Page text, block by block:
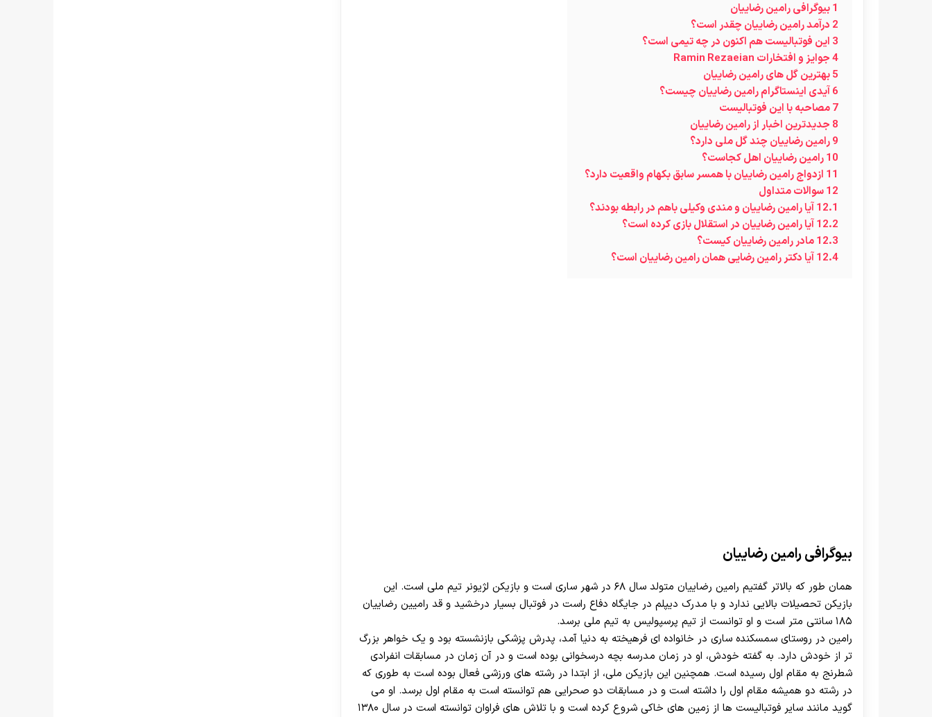
1بیوگرافی رامین رضاییان
2 درآمد رامین رضاییان چقدر است؟
3 این فوتبالیست هم اکنون در چه تیمی است؟
4جوایز و افتخارات Ramin Rezaeian
5بهترین گل های رامین رضاییان
6آیدی اینستاگرام رامین رضاییان چیست؟
7مصاحبه با این فوتبالیست
8 جدیدترین اخبار از رامین رضاییان
9رامین رضاییان چند گل ملی دارد؟
10رامین رضاییان اهل کجاست؟
11 ازدواج رامین رضاییان با همسر سابق بکهام واقعیت دارد؟
12سوالات متداول
12.1آیا رامین رضاییان و مندی وکیلی باهم در رابطه بودند؟
12.2آیا رامین رضاییان در استقلال بازی کرده است؟
12.3مادر رامین رضاییان کیست؟
12.4آیا دکتر رامین رضایی همان رامین رضاییان است؟
بیوگرافی رامین رضاییان
همان طور که بالاتر گفتیم رامین رضاییان متولد سال ۶۸ در شهر ساری است و بازیکن لژیونر تیم ملی است. این
بازیکن تحصیلات بالایی ندارد و با مدرک دیپلم در جایگاه دفاع راست در فوتبال بسیار درخشید و قد رامیین رضاییان
۱۸۵ سانتی متر است و او توانست از تیم پرسپولیس به تیم ملی برسد.
رامین در روستای سمسکنده ساری در خانواده ای فرهیخته به دنیا آمد، پدرش پزشکی بازنشسته بود و یک خواهر بزرگ
تر از خودش دارد. به گفته خودش، او در زمان مدرسه بچه درسخوانی بوده است و در آن زمان در مسابقات انفرادی
شطرنج به مقام اول رسیده است. همچنین این بازیکن ملی، از ابتدا در رشته های ورزشی فعال بوده است به طوری که
در رشته دو همیشه مقام اول را داشته است و در مسابقات دو صحرایی هم توانسته است به مقام اول برسد. او می
گوید مانند سایر فوتبالیست ها از زمین های خاکی شروع کرده است و با تلاش های فراوان توانسته است در سال ۱۳۸۰